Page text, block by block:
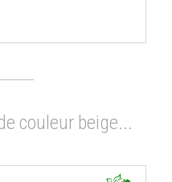
couleur beige...